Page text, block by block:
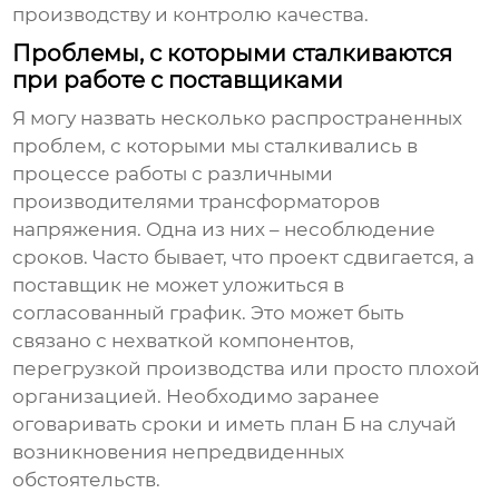
производству и контролю качества.
Проблемы, с которыми сталкиваются
при работе с поставщиками
Я могу назвать несколько распространенных
проблем, с которыми мы сталкивались в
процессе работы с различными
производителями трансформаторов
напряжения. Одна из них – несоблюдение
сроков. Часто бывает, что проект сдвигается, а
поставщик не может уложиться в
согласованный график. Это может быть
связано с нехваткой компонентов,
перегрузкой производства или просто плохой
организацией. Необходимо заранее
оговаривать сроки и иметь план Б на случай
возникновения непредвиденных
обстоятельств.